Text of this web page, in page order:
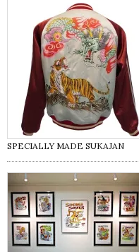
SPECIALLY MADE SUKAJAN